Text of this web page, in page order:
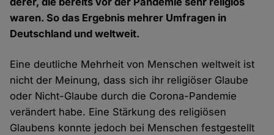
waren. So das Ergebnis mehrer Umfragen in
Deutschland und weltweit.
Eine deutliche Mehrheit von Menschen weltweit ist
nicht der Meinung, dass sich ihr religiöser Glaube
oder Nicht-Glaube durch die Corona-Pandemie
verändert habe. Eine Stärkung des religiösen
Glaubens konnte jedoch bei Menschen festgestellt